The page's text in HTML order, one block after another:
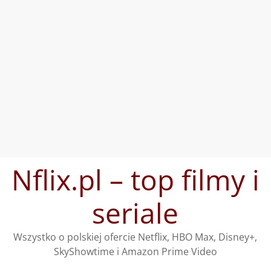
treściNflix.pl – top filmy i
seriale
Wszystko o polskiej ofercie Netflix, HBO Max, Disney+,
SkyShowtime i Amazon Prime Video